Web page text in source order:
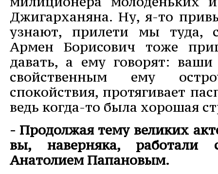
Джигарханяна. Ну, я-то
узнают, прилети мы туда,
Армен Борисович тоже
давать, а ему говорят:
свойственным ему
спокойствия, протягивает
ведь когда-то была хорошая
- Продолжая тему великих
вы, наверняка,
Анатолием Папановым.